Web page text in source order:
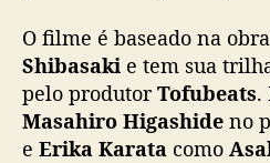
O filme é baseado na
Shibasaki e tem sua
pelo produtorTofubeats.
Masahiro Higashide no
e Erika Karata como